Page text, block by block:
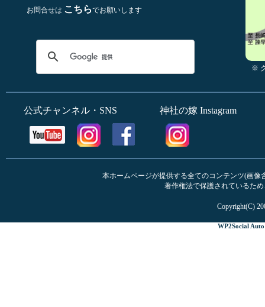
お問合せは こちらでお願いします
※
公式チャンネル・SNS 神社の嫁 Instagram
本ホームページが提供する全てのコンテンツ(画
著作権法で保護されているた
Copyright(C)
WP2Social